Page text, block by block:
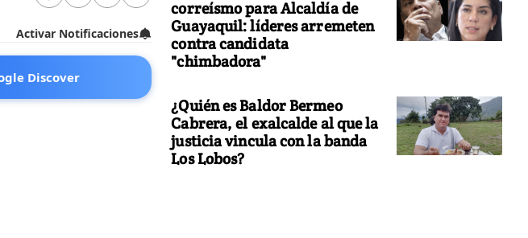
Activar Notificaciones
Discover
correísmo para Alcaldía de
Guayaquil: líderes arremeten
contra candidata
"chimbadora"
¿Quién es Baldor Bermeo
Cabrera, el exalcalde al que la
justicia vincula con la banda
Los Lobos?